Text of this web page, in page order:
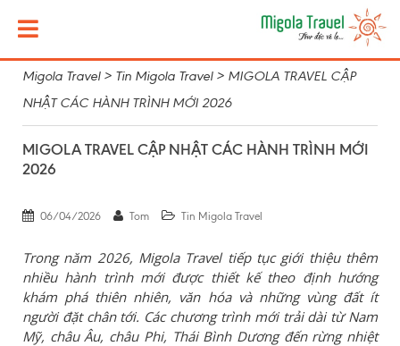
Migola Travel> Tin Migola Travel> MIGOLA TRAVEL CẬP
NHẬT CÁC HÀNH TRÌNH MỚI 2026
MIGOLA TRAVEL CẬP NHẬT CÁC HÀNH TRÌNH MỚI
2026
06/04/2026 Tom Tin Migola Travel
Trong năm 2026, Migola Traveltiếp tục giới thiệu thêm
nhiều hành trình mới được thiết kế theo định hướng
khám phá thiên nhiên, văn hóa và những vùng đất ít
người đặt chân tới. Các chương trình mới trải dài từ Nam
Mỹ, châu Âu, châu Phi, Thái Bình Dương đến rừng nhiệt